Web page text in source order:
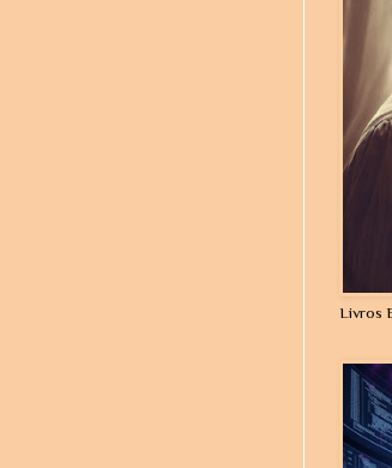
Livros